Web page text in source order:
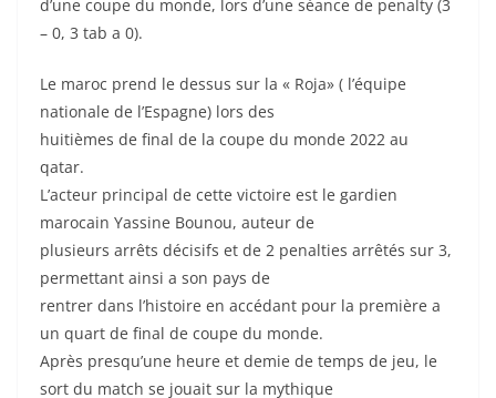
d’une coupe du monde, lors d’une séance de penalty (3
– 0, 3 tab a 0).
Le maroc prend le dessus sur la « Roja» ( l’équipe
nationale de l’Espagne) lors des
huitièmes de final de la coupe du monde 2022 au
qatar.
L’acteur principal de cette victoire est le gardien
marocain Yassine Bounou, auteur de
plusieurs arrêts décisifs et de 2 penalties arrêtés sur 3,
permettant ainsi a son pays de
rentrer dans l’histoire en accédant pour la première a
un quart de final de coupe du monde.
Après presqu’une heure et demie de temps de jeu, le
sort du match se jouait sur la mythique